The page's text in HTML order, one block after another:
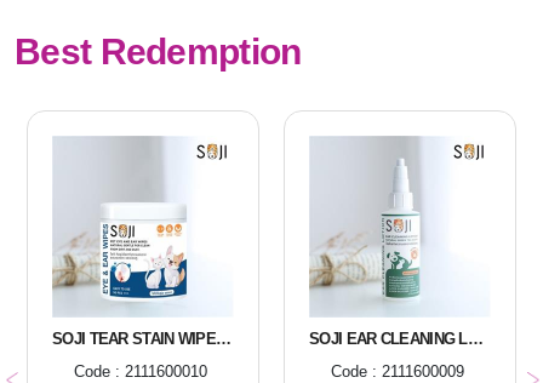
Best Redemption
SOJI TEAR STAIN WIPES 150 PIECES
Code : 2111600010
SOJI EAR CLEANING LOTION FOR DOGS AND CATS
Code : 2111600009